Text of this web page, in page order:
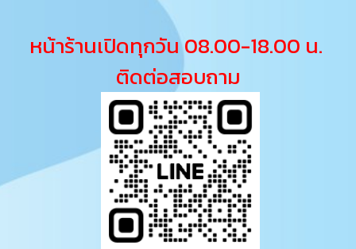
หน้าร้านเปิดทุกวัน 08.00-18.00 น.
ติดต่อสอบถาม